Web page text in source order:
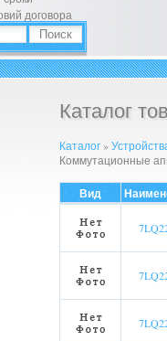
договора
Каталог
Каталог»
Коммутационные
Вид